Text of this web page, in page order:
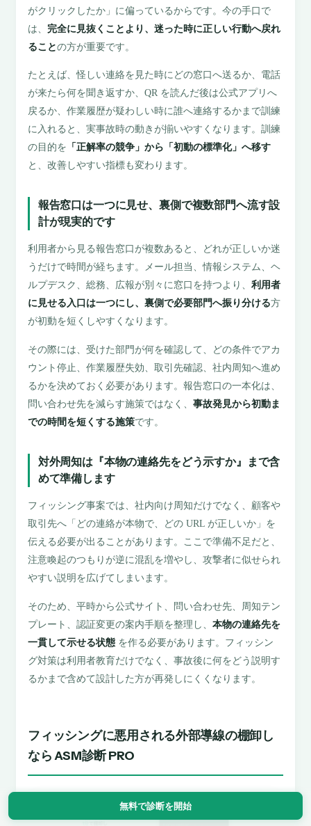
無料で診断を開始
がクリックしたか」に偏っているからです。今の手口で
は、 完全に見抜くことより、迷った時に正しい行動へ戻れ
ることの方が重要です。
たとえば、怪しい連絡を見た時にどの窓口へ送るか、電話
が来たら何を聞き返すか、QR を読んだ後は公式アプリへ
戻るか、作業履歴が疑わしい時に誰へ連絡するかまで訓練
に入れると、実事故時の動きが揃いやすくなります。訓練
の目的を 「正解率の競争」から「初動の標準化」へ移す
と、改善しやすい指標も変わります。
報告窓口は一つに見せ、裏側で複数部門へ流す設
計が現実的です
利用者から見る報告窓口が複数あると、どれが正しいか迷
うだけで時間が経ちます。メール担当、情報システム、ヘ
ルプデスク、総務、広報が別々に窓口を持つより、利用者
に見せる入口は一つにし、裏側で必要部門へ振り分ける方
が初動を短くしやすくなります。
その際には、受けた部門が何を確認して、どの条件でアカ
ウント停止、作業履歴失効、取引先確認、社内周知へ進め
るかを決めておく必要があります。報告窓口の一本化は、
問い合わせ先を減らす施策ではなく、事故発見から初動ま
での時間を短くする施策です。
対外周知は『本物の連絡先をどう示すか』まで含
めて準備します
フィッシング事案では、社内向け周知だけでなく、顧客や
取引先へ「どの連絡が本物で、どの URL が正しいか」を
伝える必要が出ることがあります。ここで準備不足だと、
注意喚起のつもりが逆に混乱を増やし、攻撃者に似せられ
やすい説明を広げてしまいます。
そのため、平時から公式サイト、問い合わせ先、周知テン
プレート、認証変更の案内手順を整理し、本物の連絡先を
一貫して示せる状態 を作る必要があります。フィッシン
グ対策は利用者教育だけでなく、事故後に何をどう説明す
るかまで含めて設計した方が再発しにくくなります。
フィッシングに悪用される外部導線の棚卸し
なら ASM診断 PRO